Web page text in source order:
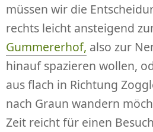
müssen wir die
rechts leicht ansteigend
Gummererhof, also zur
hinauf spazieren wollen,
aus flach in Richtung
nach Graun wandern
Zeit reicht für einen